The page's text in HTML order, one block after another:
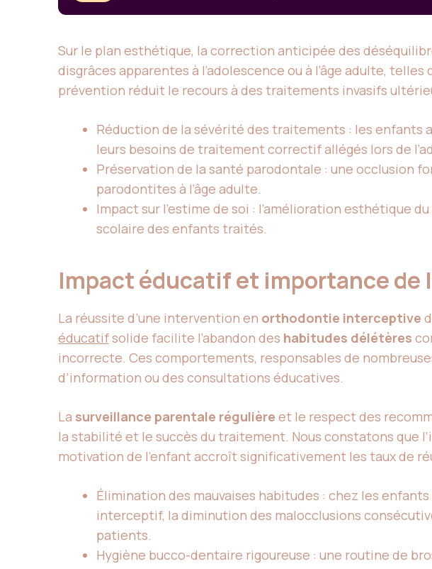
Sur le plan esthétique, la correction anticipée des
disgrâces apparentes à l’adolescence ou à l’âge adulte,
prévention réduit le recours à des traitements invasifs
Réduction de la sévérité des traitements : les
leurs besoins de traitement correctif allégés lors de
Préservation de la santé parodontale : une occlusion
parodontites à l’âge adulte.
Impact sur l’estime de soi : l’amélioration esthétique
scolaire des enfants traités.
Impact éducatif et importance de
La réussite d’une intervention en orthodontie interceptive
éducatifsolide facilite l’abandon des habitudes délétères
incorrecte. Ces comportements, responsables de
d’information ou des consultations éducatives.
La surveillance parentale régulière et le respect des
la stabilité et le succès du traitement. Nous constatons que
motivation de l’enfant accroît significativement les taux de
Élimination des mauvaises habitudes : chez les
interceptif, la diminution des malocclusions
patients.
Hygiène bucco-dentaire rigoureuse : une routine de